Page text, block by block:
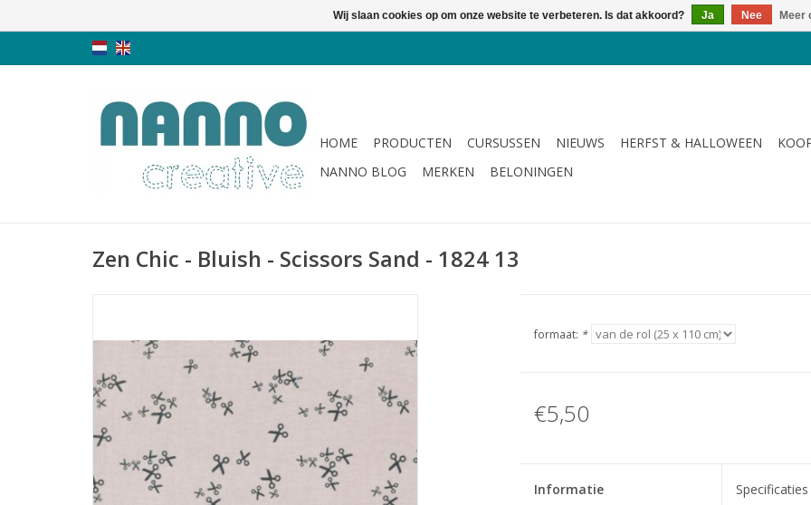
HOME PRODUCTEN CURSUSSEN NIEUWS HERFST & HALLOWEEN
NANNO BLOG
MERKEN BELONINGEN
Zen Chic - Bluish - Scissors Sand - 1824 13
formaat: *
€5,50
Informatie Specificaties
Wij slaan cookies op om onze website te verbeteren. Is dat akkoord? Ja Nee Meer